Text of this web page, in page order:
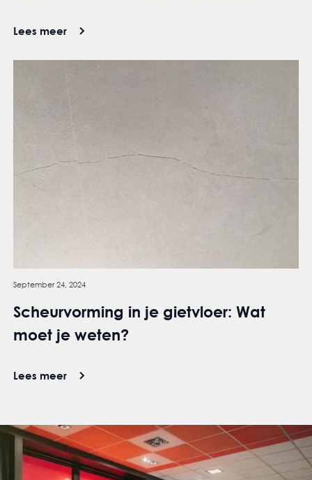
Lees meer
September 24, 2024
Scheurvorming in je gietvloer: Wat
moet je weten?
Lees meer